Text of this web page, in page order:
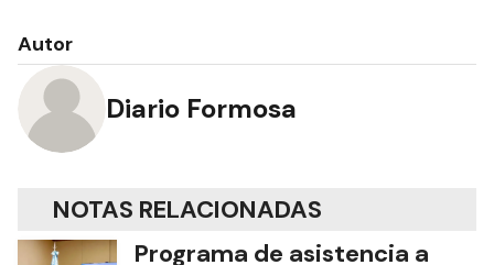
Autor
Diario Formosa
NOTAS RELACIONADAS
Programa de asistencia a